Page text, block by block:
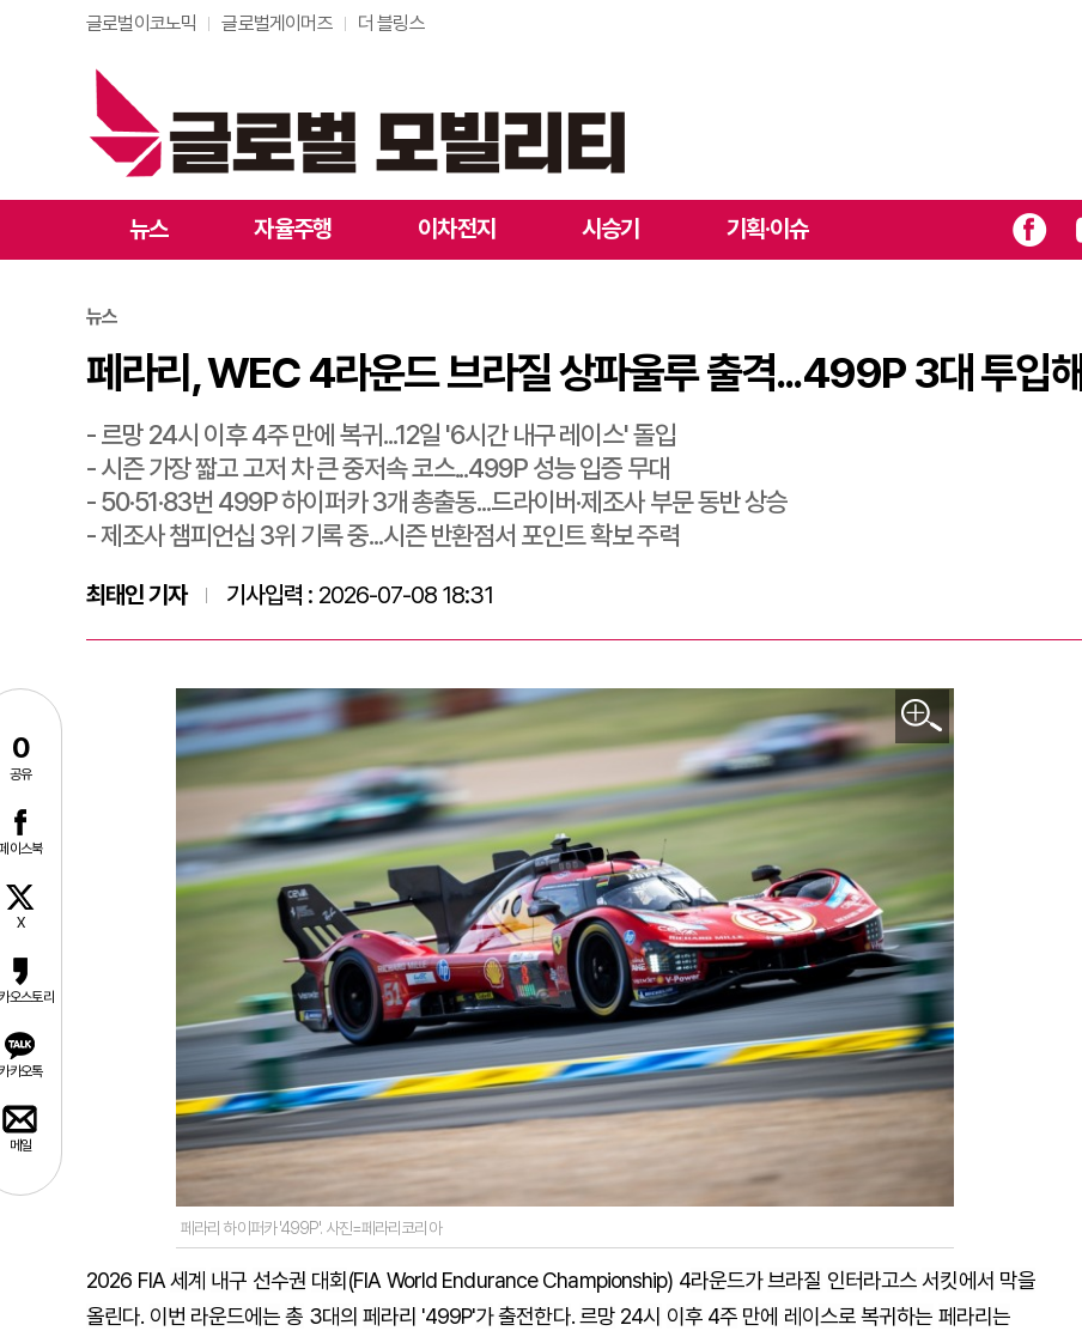
글로벌이코노믹 글로벌게이머즈 더 블링스
뉴스 자율주행 이차전지 시승기 기획·이슈
페라리, WEC 4라운드 브라질 상파울루 출격...499P 3대 투입해 선두 추격
0
공유
이스북
X
오스토리
카오톡
메일
뉴스
페라리, WEC 4라운드 브라질 상파울루 출격...499P 3대 투입
- 르망 24시 이후 4주 만에 복귀...12일 '6시간 내구 레이스' 돌입
- 시즌 가장 짧고 고저 차 큰 중저속 코스...499P 성능 입증 무대
- 50·51·83번 499P 하이퍼카 3개 총출동...드라이버·제조사 부문 동반 상승
- 제조사 챔피언십 3위 기록 중...시즌 반환점서 포인트 확보 주력
최태인 기자 기사입력 : 2026-07-08 18:31
페라리 하이퍼카 '499P'. 사진=페라리코리아
2026 FIA세계 내구 선수권 대회(FIA World Endurance Championship) 4라운드가브라질 인터라고스 서킷에서 막을
올린다. 이번 라운드에는 총 3대의 페라리 '499P'가출전한다.르망 24시 이후4주 만에 레이스로복귀하는 페라리는